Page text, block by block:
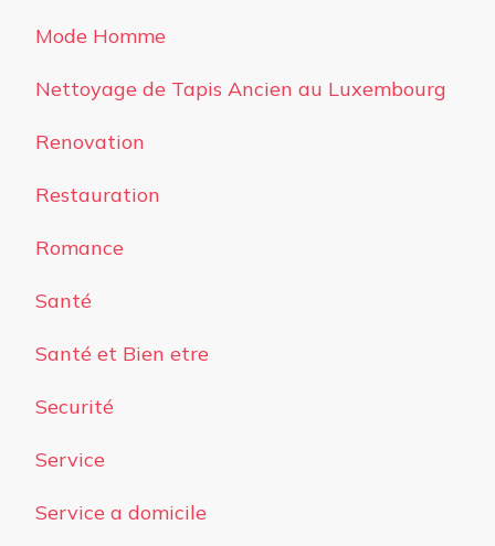
Mode Homme
Nettoyage de Tapis Ancien au Luxembourg
Renovation
Restauration
Romance
Santé
Santé et Bien etre
Securité
Service
Service a domicile